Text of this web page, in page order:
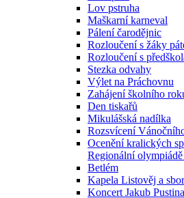
Lov pstruha
Maškarní karneval
Pálení čarodějnic
Rozloučení s žáky
Rozloučení s
Stezka odvahy
Výlet na Práchovnu
Zahájení školního
Den tiskařů
Mikulášská nadílka
Rozsvícení
Ocenění kralických
Regionální
Betlém
Kapela Listověj a
Koncert Jakub Pustina